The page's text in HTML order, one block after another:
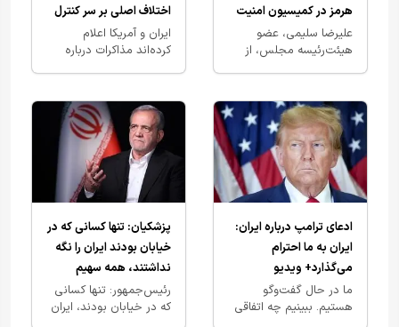
هرمز در کمیسیون امنیت
ملی بررسی شد
علیرضا سلیمی، عضو
هیئت‌رئیسه مجلس، از
امنیت و پیشرفت پایدار
تنگه هرمز و…
اختلاف اصلی بر سر کنترل
آبراه حیاتی
ایران و آمریکا اعلام
کرده‌اند مذاکرات درباره
است. دونالد ترامپ گفته
ممکن است…
ادعای ترامپ درباره ایران:
ایران به ما احترام
می‌گذارد+ ویدیو
ما در حال گفت‌وگو
هستیم. ببینیم چه اتفاقی
پزشکیان: تنها کسانی که در
خیابان بودند ایران را نگه
نداشتند، همه سهیم
هستند
رئیس‌جمهور: تنها کسانی
که در خیابان بودند، ایران